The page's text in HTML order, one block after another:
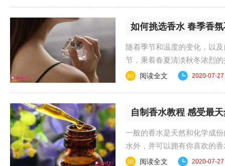
如何挑选香水 春季香
随着季节和温度的变化，以
节，秉着春夏清淡秋冬浓烈
的香水味道不再走味。......
阅读全文 2020-07-27
自制香水教程 感受最
一般的香水是天然和化学成
水外，并可以拥有你喜欢的
阅读全文 2020-07-27